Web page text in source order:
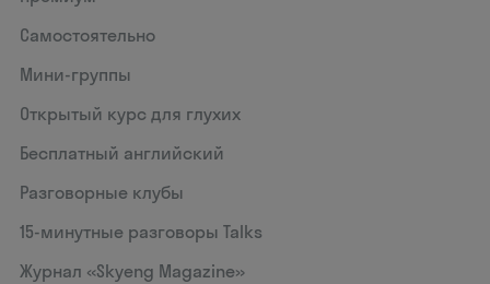
Самостоятельно
Мини-группы
Открытый курс для глухих
Бесплатный английский
Разговорные клубы
15‑минутные разговоры Talks
Журнал «Skyeng Magazine»